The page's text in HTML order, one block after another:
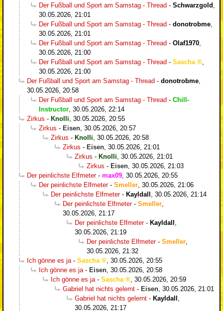
Der Fußball und Sport am Samstag - Thread - Schwarzgold
30.05.2026, 21:01
Der Fußball und Sport am Samstag - Thread - donotrobme
30.05.2026, 21:01
Der Fußball und Sport am Samstag - Thread - Olaf1970
30.05.2026, 21:00
Der Fußball und Sport am Samstag - Thread - Sascha
30.05.2026, 21:00
Der Fußball und Sport am Samstag - Thread - donotrobme
30.05.2026, 20:58
Der Fußball und Sport am Samstag - Thread - Chill-
Instructor 30.05.2026, 22:14
Zirkus - Knolli 30.05.2026, 20:55
Zirkus - Eisen 30.05.2026, 20:57
Zirkus - Knolli 30.05.2026, 20:58
Zirkus - Eisen 30.05.2026, 21:01
Zirkus - Knolli 30.05.2026, 21:01
Zirkus - Eisen 30.05.2026, 21:03
Der peinlichste Elfmeter- max09 30.05.2026, 20:55
Der peinlichste Elfmeter- Smeller 30.05.2026, 21:06
Der peinlichste Elfmeter- Kayldall
30.05.2026, 21:14
Der peinlichste Elfmeter- Smeller
30.05.2026, 21:17
Der peinlichste Elfmeter- Kayldall
30.05.2026, 21:19
Der peinlichste Elfmeter- Smeller
30.05.2026, 21:32
Ich gönne es ja - Sascha
30.05.2026, 20:55
Ich gönne es ja - Eisen 30.05.2026, 20:58
Ich gönne es ja - Sascha
30.05.2026, 20:59
Gabriel hat nichts gelernt - Eisen 30.05.2026, 21:01
Gabriel hat nichts gelernt - Kayldall
30.05.2026, 21:17